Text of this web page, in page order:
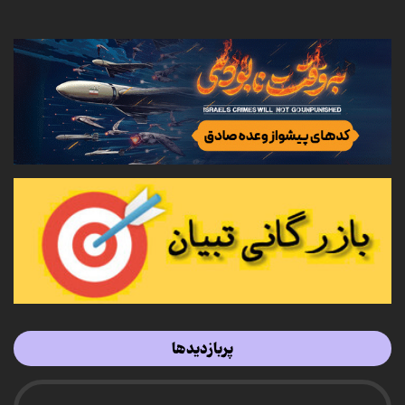
پربازدیدها